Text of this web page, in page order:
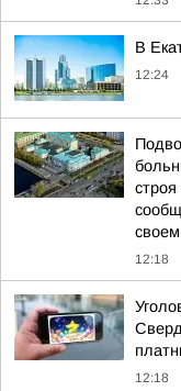
В
12:24
12:18
12:18